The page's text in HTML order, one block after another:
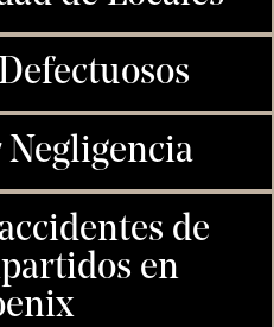
de
en